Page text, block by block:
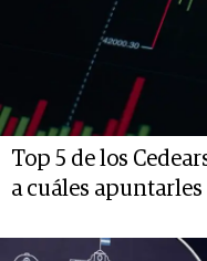
Top 5 de los
a cuáles apuntarles